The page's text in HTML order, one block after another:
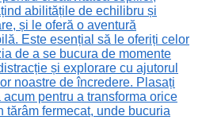
abilitățile de echilibru și
și le oferă o aventură
Este esențial să le oferiți celor
de a se bucura de momente
și explorare cu ajutorul
noastre de încredere. Plasați
acum pentru a transforma orice
tărâm fermecat, unde bucuria